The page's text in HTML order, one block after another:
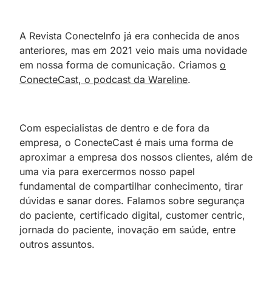
A Revista ConecteInfo já era conhecida de anos
anteriores, mas em 2021 veio mais uma novidade
em nossa forma de comunicação. Criamos o
ConecteCast, o podcast da Wareline.
Com especialistas de dentro e de fora da
empresa, o ConecteCast é mais uma forma de
aproximar a empresa dos nossos clientes, além de
uma via para exercermos nosso papel
fundamental de compartilhar conhecimento, tirar
dúvidas e sanar dores. Falamos sobre segurança
do paciente, certificado digital, customer centric,
jornada do paciente, inovação em saúde, entre
outros assuntos.